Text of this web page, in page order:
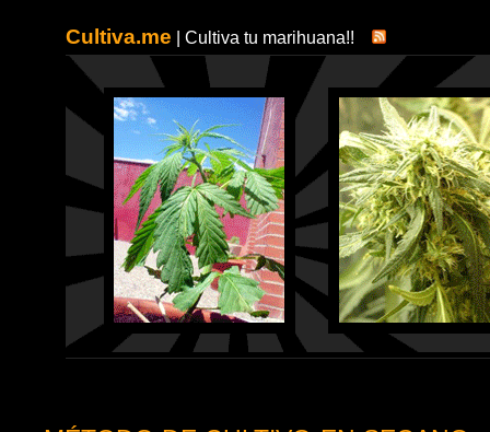
Cultiva.me | Cultiva tu marihuana!!